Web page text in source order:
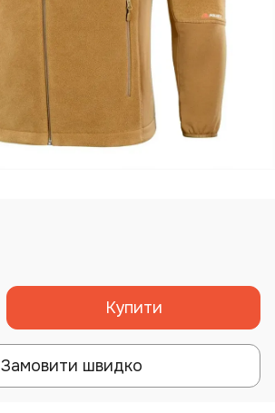
Купити
Замовити швидко